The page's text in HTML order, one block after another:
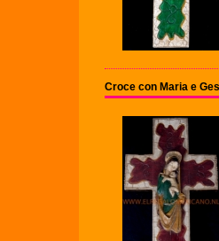
Croce con Maria e